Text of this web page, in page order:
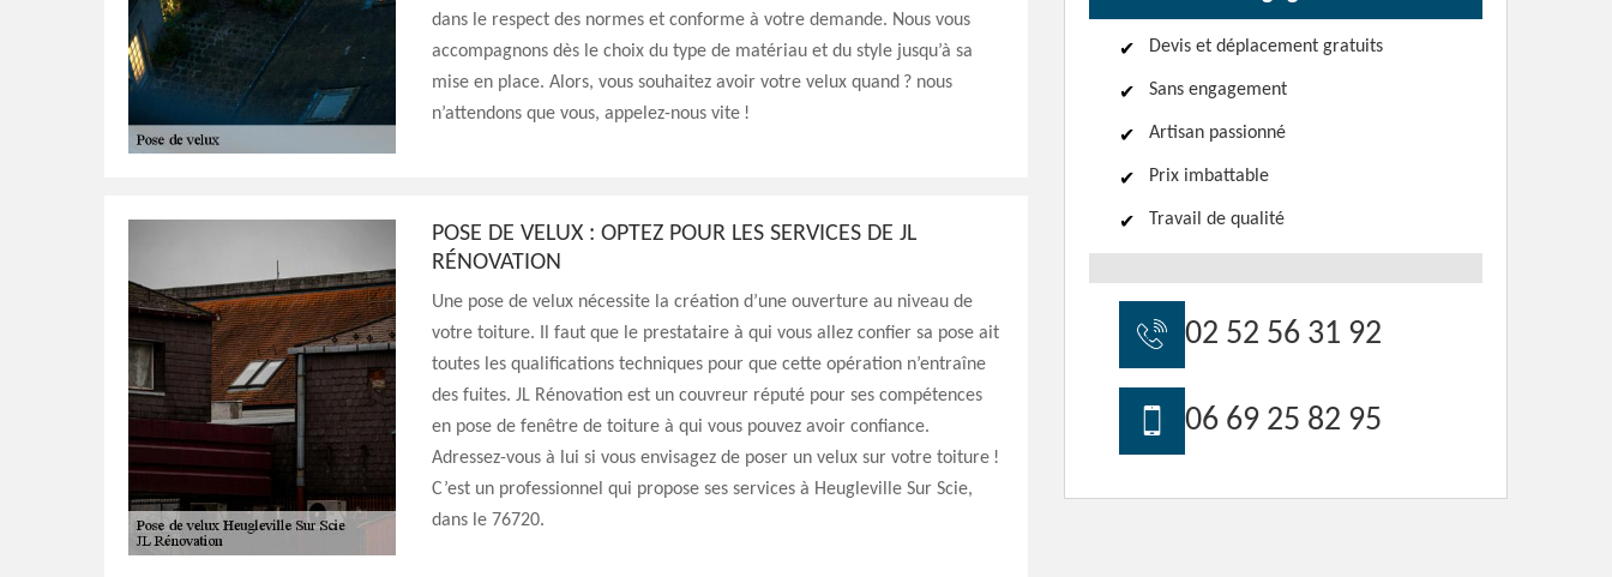
dans le respect des normes et conforme à votre demande. Nous vous
accompagnons dès le choix du type de matériau et du style jusqu’à sa
mise en place. Alors, vous souhaitez avoir votre velux quand ? nous
n’attendons que vous, appelez-nous vite !
POSE DE VELUX : OPTEZ POUR LES SERVICES DE JL
RÉNOVATION
Une pose de velux nécessite la création d’une ouverture au niveau de
votre toiture. Il faut que le prestataire à qui vous allez confier sa pose ait
toutes les qualifications techniques pour que cette opération n’entraîne
des fuites. JL Rénovation est un couvreur réputé pour ses compétences
en pose de fenêtre de toiture à qui vous pouvez avoir confiance.
Adressez-vous à lui si vous envisagez de poser un velux sur votre toiture !
C’est un professionnel qui propose ses services à Heugleville Sur Scie,
dans le 76720.
Devis et déplacement gratuits
Sans engagement
Artisan passionné
Prix imbattable
Travail de qualité
02 52 56 31 92
06 69 25 82 95